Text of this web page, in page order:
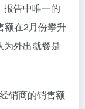
报告中唯一的
额在2月份攀升
为外出就餐是
销商的销售额